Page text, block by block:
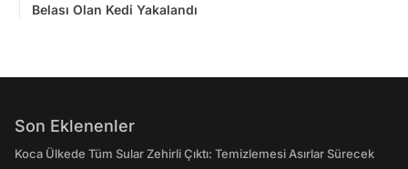
Belası Olan Kedi Yakalandı
Son Eklenenler
Koca Ülkede Tüm Sular Zehirli Çıktı: Temizlemesi Asırlar Sürecek